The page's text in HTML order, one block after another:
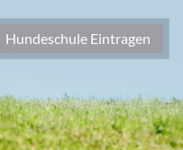
Hundeschule Eintragen